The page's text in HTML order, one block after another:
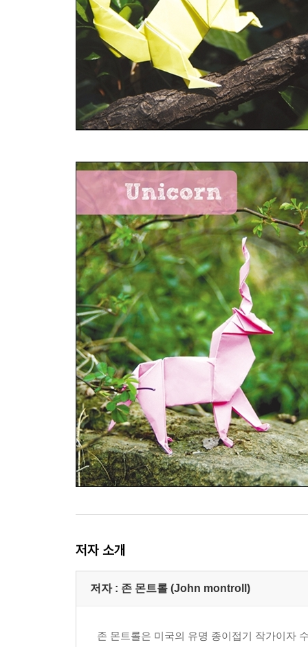
저자 소개
저자 : 존 몬트롤 (John montroll)
존 몬트롤은 미국의 유명 종이접기 작가이자